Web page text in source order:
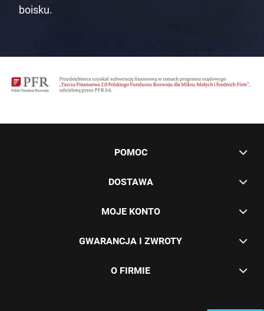
boisku.
POMOC
DOSTAWA
MOJE KONTO
GWARANCJA I ZWROTY
O FIRMIE